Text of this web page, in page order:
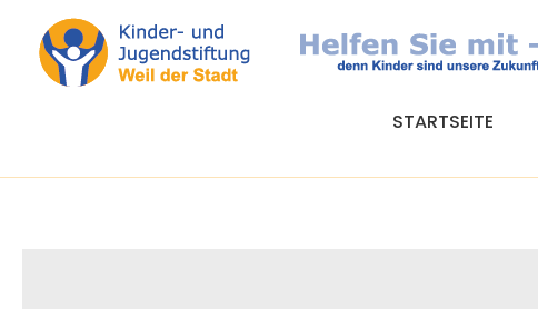
Inhalt
springen
STARTSEITE